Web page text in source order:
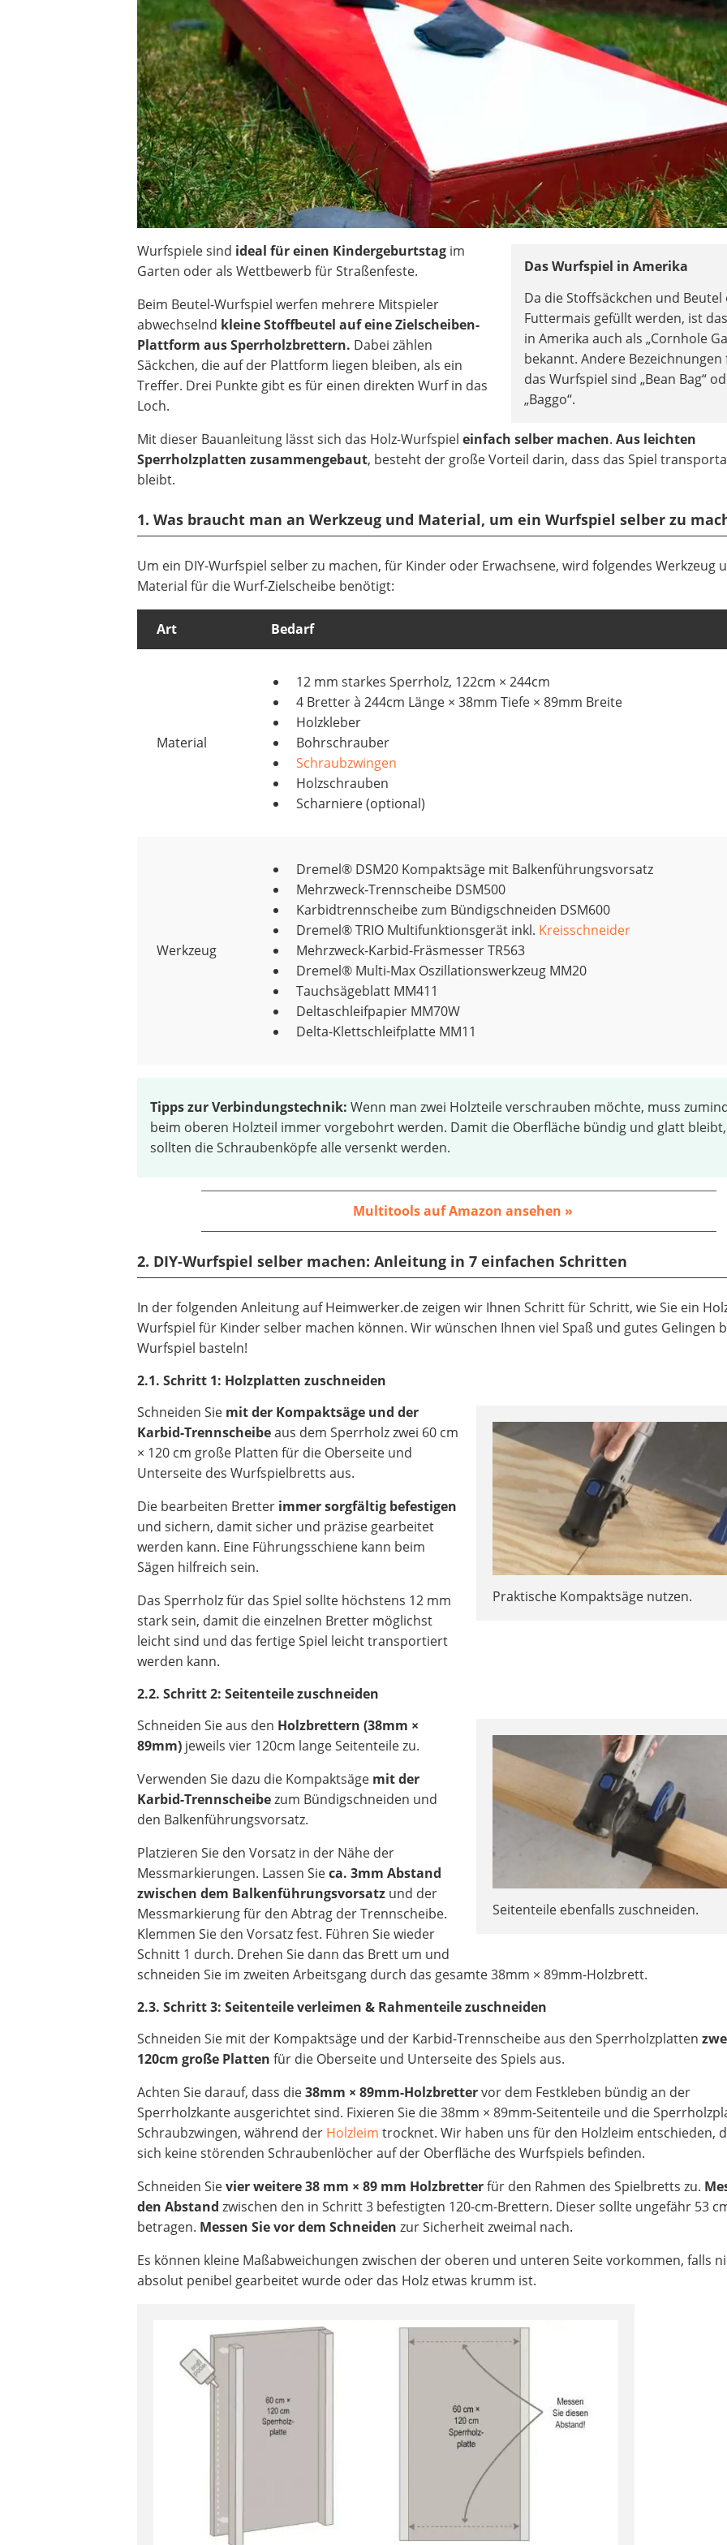
Beschriftungsgerät
Elektrische Pfeffermühle
Ferngesteuertes Auto
Beheizbare Handschuhe
Das Wurfspiel in Amerika
Da die Stoffsäckchen und
Futtermais gefüllt werden, ist
in Amerika auch als „Cornhole
bekannt. Andere Bezeichnungen
das Wurfspiel sind „Bean Bag“
„Baggo“.
Wurfspiele sind ideal für einen Kindergeburtstag im
Garten oder als Wettbewerb für Straßenfeste.
Beim Beutel-Wurfspiel werfen mehrere Mitspieler
abwechselnd kleine Stoffbeutel auf eine Zielscheiben-
Plattform aus Sperrholzbrettern. Dabei zählen
Säckchen, die auf der Plattform liegen bleiben, als ein
Treffer. Drei Punkte gibt es für einen direkten Wurf in das
Loch.
Mit dieser Bauanleitung lässt sich das Holz-Wurfspieleinfach selber machen.Aus leichten
Sperrholzplatten zusammengebaut, besteht der große Vorteil darin, dass das Spiel
bleibt.
1. Was braucht man an Werkzeug und Material, um ein Wurfspiel selber zu
Um ein DIY-Wurfspiel selber zu machen, für Kinder oder Erwachsene, wird folgendes Werkzeug
Material für die Wurf-Zielscheibe benötigt:
Art Bedarf
Material
12 mm starkes Sperrholz, 122cm × 244cm
4 Bretter à 244cm Länge × 38mm Tiefe × 89mm Breite
Holzkleber
Bohrschrauber
Schraubzwingen
Holzschrauben
Scharniere (optional)
Werkzeug
Dremel® DSM20 Kompaktsäge mit Balkenführungsvorsatz
Mehrzweck-Trennscheibe DSM500
Karbidtrennscheibe zum Bündigschneiden DSM600
Dremel® TRIO Multifunktionsgerät inkl. Kreisschneider
Mehrzweck-Karbid-Fräsmesser TR563
Dremel® Multi-Max Oszillationswerkzeug MM20
Tauchsägeblatt MM411
Deltaschleifpapier MM70W
Delta-Klettschleifplatte MM11
Tipps zur Verbindungstechnik:Wenn man zwei Holzteile verschrauben möchte, muss
beim oberen Holzteil immer vorgebohrt werden. Damit die Oberfläche bündig und glatt bleibt,
sollten die Schraubenköpfe alle versenkt werden.
Multitoolsauf Amazon ansehen »
2. DIY-Wurfspiel selber machen: Anleitung in 7 einfachen Schritten
In der folgenden Anleitung auf Heimwerker.de zeigen wir Ihnen Schritt für Schritt, wie Sie ein
Wurfspiel für Kinder selber machen können. Wir wünschen Ihnen viel Spaß und gutes Gelingen
Wurfspiel basteln!
2.1. Schritt 1: Holzplatten zuschneiden
Praktische Kompaktsäge nutzen.
Schneiden Sie mit der Kompaktsäge und der
Karbid-Trennscheibeaus dem Sperrholz zwei 60 cm
× 120 cm große Platten für die Oberseite und
Unterseite des Wurfspielbretts aus.
Die bearbeiten Bretter immer sorgfältig befestigen
und sichern, damit sicher und präzise gearbeitet
werden kann. Eine Führungsschiene kann beim
Sägen hilfreich sein.
Das Sperrholz für das Spiel sollte höchstens 12 mm
stark sein, damit die einzelnen Bretter möglichst
leicht sind und das fertige Spiel leicht transportiert
werden kann.
2.2. Schritt 2: Seitenteile zuschneiden
Seitenteile ebenfalls zuschneiden.
Schneiden Sie aus den Holzbrettern (38mm ×
89mm) jeweils vier 120cm lange Seitenteile zu.
Verwenden Sie dazu die Kompaktsäge mit der
Karbid-Trennscheibezum Bündigschneiden und
den Balkenführungsvorsatz.
Platzieren Sie den Vorsatz in der Nähe der
Messmarkierungen. Lassen Sieca. 3mm Abstand
zwischen dem Balkenführungsvorsatz und der
Messmarkierung für den Abtrag der Trennscheibe.
Klemmen Sie den Vorsatz fest. Führen Sie wieder
Schnitt 1 durch. Drehen Sie dann das Brett um und
schneiden Sie im zweiten Arbeitsgang durch das gesamte 38mm × 89mm-Holzbrett.
2.3. Schritt 3: Seitenteile verleimen & Rahmenteile zuschneiden
Schneiden Sie mit der Kompaktsäge und der Karbid-Trennscheibe aus den Sperrholzplatten
120cm große Platten für die Oberseite und Unterseite des Spiels aus.
Achten Sie darauf, dass die38mm × 89mm-Holzbrettervor dem Festkleben bündig an der
Sperrholzkante ausgerichtet sind. Fixieren Sie die 38mm × 89mm-Seitenteile und die
Schraubzwingen, während der Holzleim trocknet. Wir haben uns für den Holzleim entschieden,
sich keine störenden Schraubenlöcher auf der Oberfläche des Wurfspiels befinden.
Schneiden Sievier weitere 38 mm × 89 mm Holzbretterfür den Rahmen des Spielbretts zu.
den Abstand zwischen den in Schritt 3 befestigten 120-cm-Brettern. Dieser sollte ungefähr 53
betragen. Messen Sie vor dem Schneiden zur Sicherheit zweimal nach.
Es können kleine Maßabweichungen zwischen der oberen und unteren Seite vorkommen, falls
absolut penibel gearbeitet wurde oder das Holz etwas krumm ist.